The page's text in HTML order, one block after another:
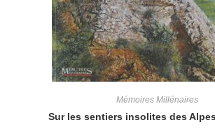
Mémoires Millénaires
Sur les sentiers insolites des